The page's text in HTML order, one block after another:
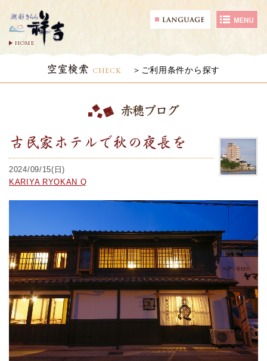
HOME
空室検索 CHECK ご利用条件から探す
赤穂ブログ
古民家ホテルで秋の夜長を
2024/09/15(日)
KARIYA RYOKAN Q